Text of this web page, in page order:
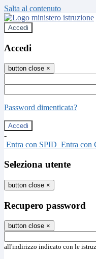
Salta al contenuto
Accedi
Accedi
button close ×
Password dimenticata?
-
Entra con SPID Entra con
Seleziona utente
button close ×
Recupero password
button close ×
all'indirizzo indicato con le